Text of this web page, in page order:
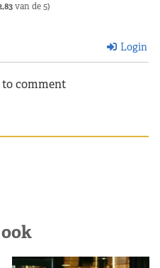
van de 5)
Login
to comment